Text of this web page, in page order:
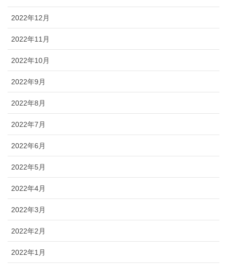
2022年12月
2022年11月
2022年10月
2022年9月
2022年8月
2022年7月
2022年6月
2022年5月
2022年4月
2022年3月
2022年2月
2022年1月